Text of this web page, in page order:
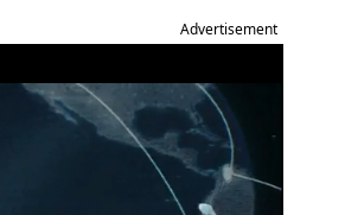
Advertisement